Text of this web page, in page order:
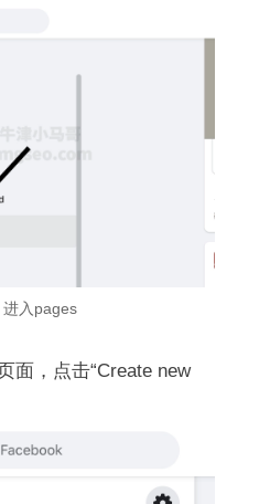
进入pages
面，点击“Create new